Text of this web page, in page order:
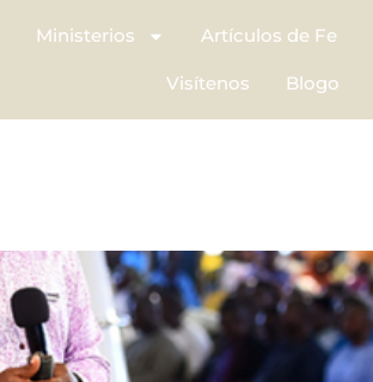
Ministerios Artículos de Fe
Visítenos Blogo